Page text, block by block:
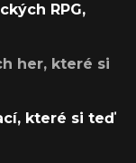
RPG,
her, které si
které si teď